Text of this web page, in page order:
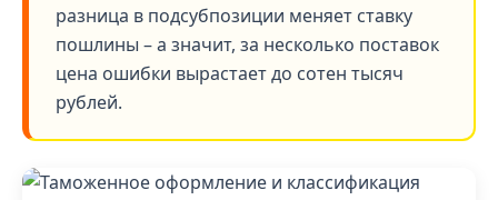
разница в подсубпозиции меняет ставку
пошлины – а значит, за несколько поставок
цена ошибки вырастает до сотен тысяч
рублей.